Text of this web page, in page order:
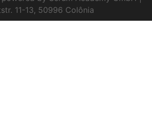
11-13, 50996 Colônia